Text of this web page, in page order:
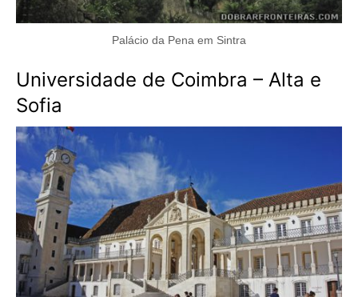
Palácio da Pena em Sintra
Universidade de Coimbra – Alta e
Sofia